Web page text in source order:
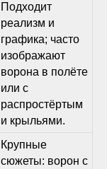
Подходит
реализм и
графика; часто
изображают
ворона в полёте
или с
распростёртым
и крыльями.
Крупные
сюжеты: ворон с